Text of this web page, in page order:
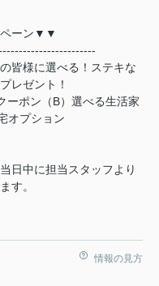
ーン▼▼
皆様に選べる！ステキな
レゼント！
ーポン（B）選べる生活家
オプション
日中に担当スタッフより
す。
情報の見方